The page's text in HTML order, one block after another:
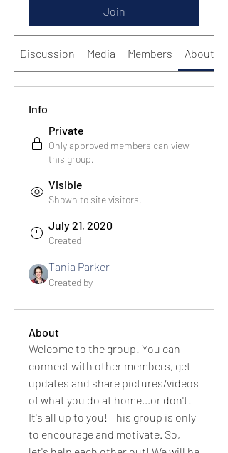
Join
Discussion Media Members About
Info
Private
Only approved members can view
this group.
Visible
Shown to site visitors.
July 21, 2020
Created
Tania Parker
Created by
About
Welcome to the group! You can
connect with other members, get
updates and share pictures/videos
of what you do at home...or don't!
It's all up to you! This group is only
to encourage and motivate. So,